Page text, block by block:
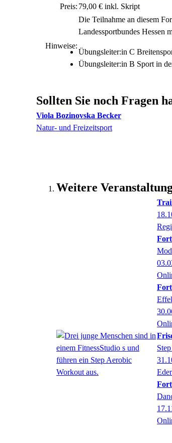
Preis: 79,00 € inkl. Skript
Hinweise:
Die Teilnahme an diesem
Landessportbundes Hessen
Übungsleiter:in C
Übungsleiter:in B Sport in
Sollten Sie noch Fragen
Viola Bozinovska Becker
Natur- und Freizeitsport
Weitere